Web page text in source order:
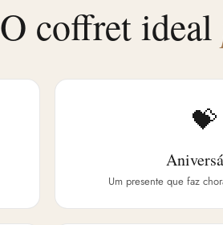
O coffret ideal
💝
Um presente que faz